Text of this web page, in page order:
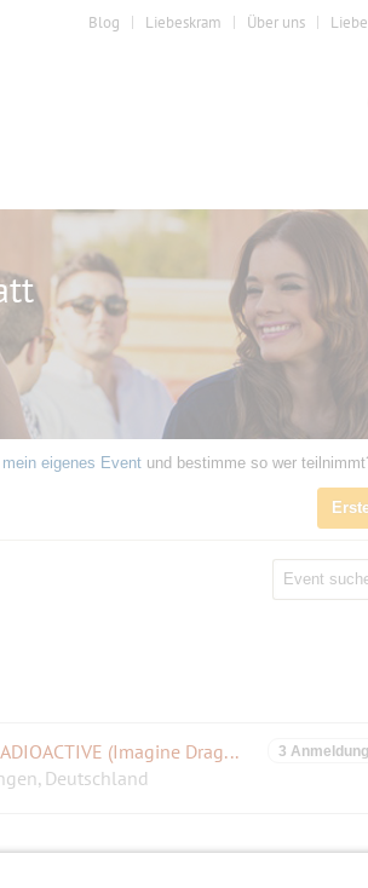
Blog Liebeskram Über uns
eigenes Event und bestimme so wer
Sindelfingen Rockt#3 - RADIOACTIVE (Imagine Dragons Tribute)
Deutschland
3